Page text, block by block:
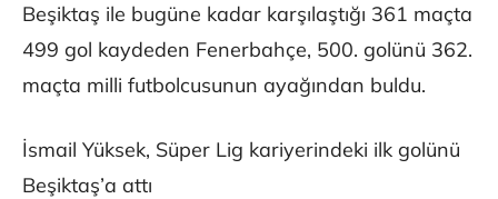
Beşiktaş ile bugüne kadar karşılaştığı 361 maçta
499 gol kaydeden Fenerbahçe, 500. golünü 362.
maçta milli futbolcusunun ayağından buldu.
İsmail Yüksek, Süper Lig kariyerindeki ilk golünü
Beşiktaş’a attı